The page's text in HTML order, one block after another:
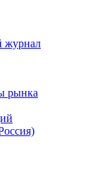
журнал
рынка